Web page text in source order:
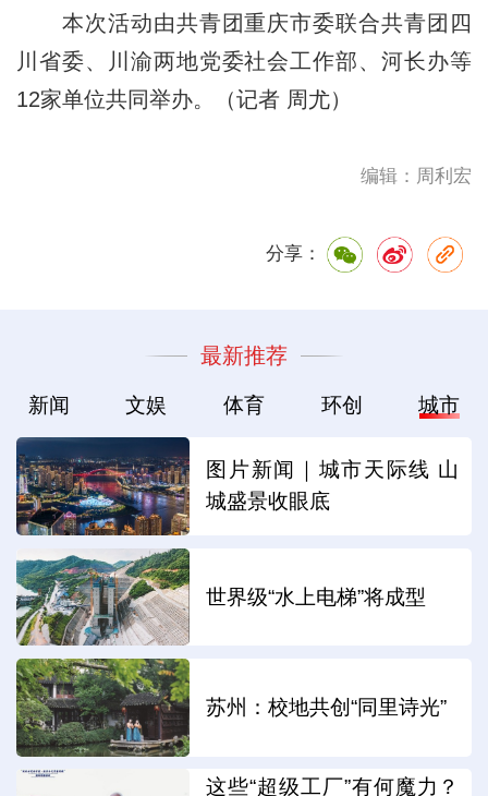
本次活动由共青团重庆市委联合共青团四
川省委、川渝两地党委社会工作部、河长办等
12家单位共同举办。（记者 周尤）
编辑：周利宏
分享：
最新推荐
新闻 文娱 体育 环创 城市
图片新闻｜城市天际线 山
城盛景收眼底
世界级“水上电梯”将成型
苏州：校地共创“同里诗光”
这些“超级工厂”有何魔力？